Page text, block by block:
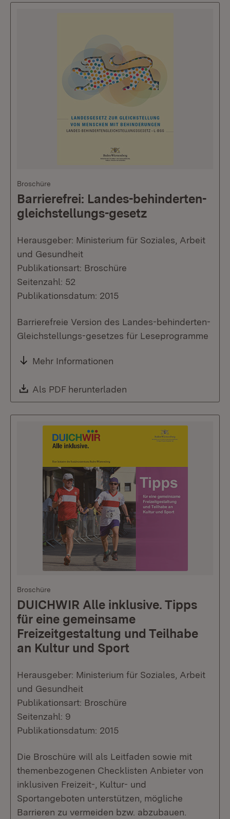
Broschüre
Barrierefrei: Landes-behinderten-
gleichstellungs-gesetz
Herausgeber: Ministerium für Soziales, Arbeit
und Gesundheit
Publikationsart: Broschüre
Seitenzahl: 52
Publikationsdatum: 2015
Barrierefreie Version des Landes-behinderten-
Gleichstellungs-gesetzes für Leseprogramme
Mehr Informationen
Download:
Als PDF herunterladen
Broschüre
DUICHWIR Alle inklusive. Tipps
für eine gemeinsame
Freizeitgestaltung und Teilhabe
an Kultur und Sport
Herausgeber: Ministerium für Soziales, Arbeit
und Gesundheit
Publikationsart: Broschüre
Seitenzahl: 9
Publikationsdatum: 2015
Die Broschüre will als Leitfaden sowie mit
themenbezogenen Checklisten Anbieter von
inklusiven Freizeit-, Kultur- und
Sportangeboten unterstützen, mögliche
Barrieren zu vermeiden bzw. abzubauen.